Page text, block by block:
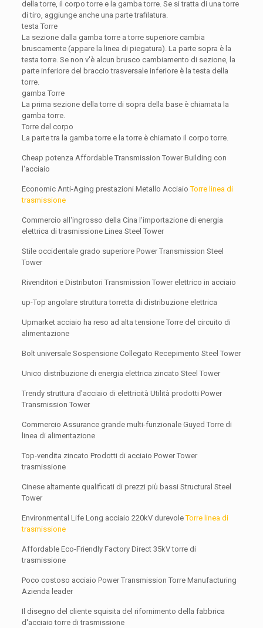
della torre, il corpo torre e la gamba torre. Se si tratta di una torre
di tiro, aggiunge anche una parte trafilatura.
testa Torre
La sezione dalla gamba torre a torre superiore cambia
bruscamente (appare la linea di piegatura). La parte sopra è la
testa torre. Se non v'è alcun brusco cambiamento di sezione, la
parte inferiore del braccio trasversale inferiore è la testa della
torre.
gamba Torre
La prima sezione della torre di sopra della base è chiamata la
gamba torre.
Torre del corpo
La parte tra la gamba torre e la torre è chiamato il corpo torre.
Cheap potenza Affordable Transmission Tower Building con
l'acciaio
Economic Anti-Aging prestazioni Metallo AcciaioTorre linea di
trasmissione
Commercio all'ingrosso della Cina l'importazione di energia
elettrica di trasmissione Linea Steel Tower
Stile occidentale grado superiore Power Transmission Steel
Tower
Rivenditori e Distributori Transmission Tower elettrico in acciaio
up-Top angolare struttura torretta di distribuzione elettrica
Upmarket acciaio ha reso ad alta tensione Torre del circuito di
alimentazione
Bolt universale Sospensione Collegato Recepimento Steel Tower
Unico distribuzione di energia elettrica zincato Steel Tower
Trendy struttura d'acciaio di elettricità Utilità prodotti Power
Transmission Tower
Commercio Assurance grande multi-funzionale Guyed Torre di
linea di alimentazione
Top-vendita zincato Prodotti di acciaio Power Tower
trasmissione
Cinese altamente qualificati di prezzi più bassi Structural Steel
Tower
Environmental Life Long acciaio 220kV durevoleTorre linea di
trasmissione
Affordable Eco-Friendly Factory Direct 35kV torre di
trasmissione
Poco costoso acciaio Power Transmission Torre Manufacturing
Azienda leader
Il disegno del cliente squisita del rifornimento della fabbrica
d'acciaio torre di trasmissione